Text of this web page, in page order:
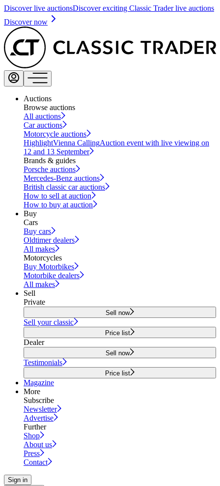
Discover live auctionsDiscover exciting Classic Trader live auctions
Discover now
Auctions
Browse auctions
All auctions
Car auctions
Motorcycle auctions
HighlightVienna CallingAuction event with live viewing on
12 and 13 September
Brands & guides
Porsche auctions
Mercedes-Benz auctions
British classic car auctions
How to sell at auction
How to buy at auction
Buy
Cars
Buy cars
Oldtimer dealers
All makes
Motorcycles
Buy Motorbikes
Motorbike dealers
All makes
Sell
Private
Sell now
Sell your classic
Price list
Dealer
Sell now
Testimonials
Price list
Magazine
More
Subscribe
Newsletter
Advertise
Further
Shop
About us
Press
Contact
Sign in